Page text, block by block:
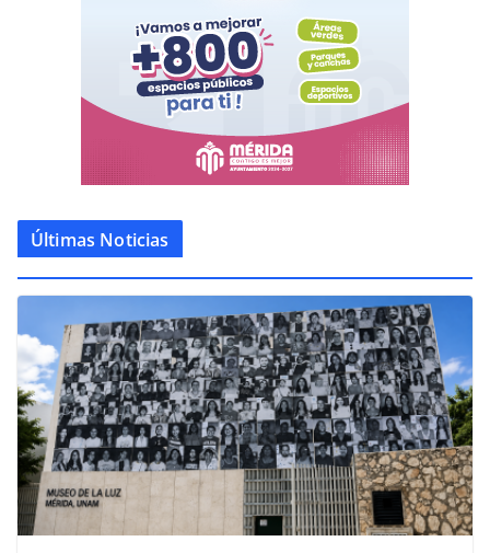
Últimas Noticias